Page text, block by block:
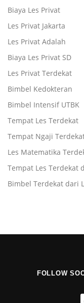
Biaya Les Privat
Les Privat Jakarta
Les Privat Adalah
Biaya Les Privat SD
Les Privat Terdekat
Bimbel Kedokteran
Bimbel Intensif UTBK
Tempat Les Terdekat
Tempat Ngaji
Les Matematika
Tempat Les Terdekat
Bimbel Terdekat dari
FOLLOW